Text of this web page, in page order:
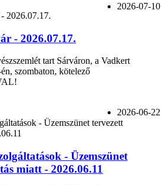
2026-07-10
- 2026.07.17.
tart Sárváron, a Vadkert
szombaton, kötelező
2026-06-22
- Üzemszünet
miatt - 2026.06.11